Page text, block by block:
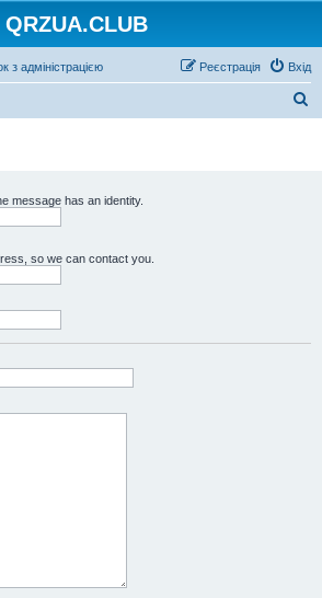
QRZUA.CLUB
з адміністрацією Вхід
Реєстрація
message has an identity.
so we can contact you.